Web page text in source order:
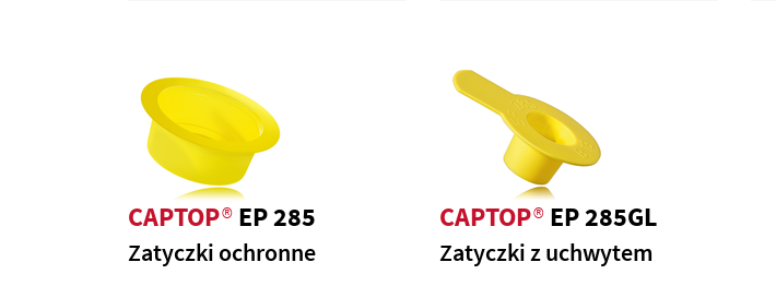
CAPTOP®EP 285
Zatyczki ochronne
CAPTOP®EP 285GL
Zatyczki z uchwytem